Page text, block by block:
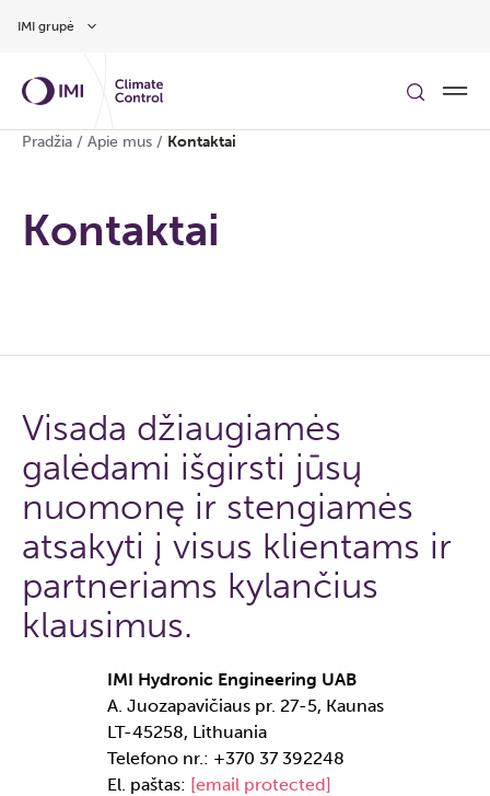
IMI grupė
Pradžia / Apie mus / Kontaktai
Kontaktai
Visada džiaugiamės
galėdami išgirsti jūsų
nuomonę ir stengiamės
atsakyti į visus klientams ir
partneriams kylančius
klausimus.
IMI Hydronic Engineering UAB
A. Juozapavičiaus pr. 27-5, Kaunas
LT-45258, Lithuania
Telefono nr.: +370 37 392248
El. paštas: [email protected]